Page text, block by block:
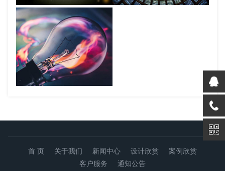
案例展示三
首 页 关于我们 新闻中心 设计欣赏
案例欣赏
客户服务
通知公告